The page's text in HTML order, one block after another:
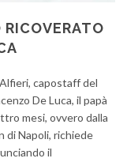
RICOVERATO
capostaff del
De Luca, il papà
mesi, ovvero dalla
di Napoli, richiede
il